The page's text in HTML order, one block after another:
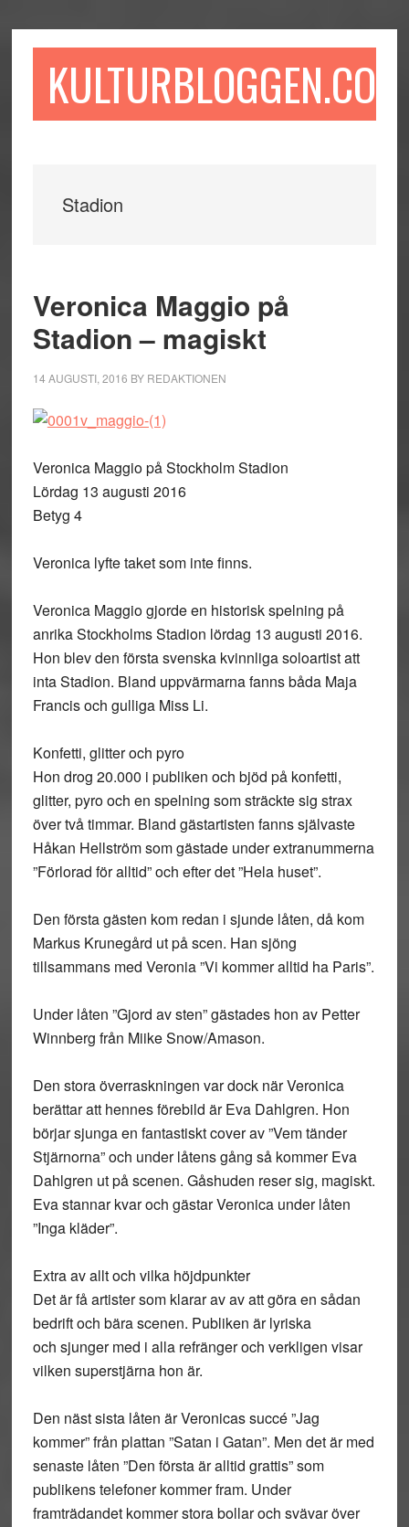
till
till
sidofältet
till
KULTURBLOGGEN.COM
Stadion
Veronica Maggio på
Stadion – magiskt
14 AUGUSTI, 2016 BY REDAKTIONEN
Veronica Maggio på Stockholm Stadion
Lördag 13 augusti 2016
Betyg 4
Veronica lyfte taket som inte finns.
Veronica Maggio gjorde en historisk spelning på
anrika Stockholms Stadion lördag 13 augusti 2016.
Hon blev den första svenska kvinnliga soloartist att
inta Stadion. Bland uppvärmarna fanns båda Maja
Francis och gulliga Miss Li.
Konfetti, glitter och pyro
Hon drog 20.000 i publiken och bjöd på konfetti,
glitter, pyro och en spelning som sträckte sig strax
över två timmar. Bland gästartisten fanns självaste
Håkan Hellström som gästade under extranummerna
”Förlorad för alltid” och efter det ”Hela huset”.
Den första gästen kom redan i sjunde låten, då kom
Markus Krunegård ut på scen. Han sjöng
tillsammans med Veronia ”Vi kommer alltid ha Paris”.
Under låten ”Gjord av sten” gästades hon av Petter
Winnberg från Miike Snow/Amason.
Den stora överraskningen var dock när Veronica
berättar att hennes förebild är Eva Dahlgren. Hon
börjar sjunga en fantastiskt cover av ”Vem tänder
Stjärnorna” och under låtens gång så kommer Eva
Dahlgren ut på scenen. Gåshuden reser sig, magiskt.
Eva stannar kvar och gästar Veronica under låten
”Inga kläder”.
Extra av allt och vilka höjdpunkter
Det är få artister som klarar av av att göra en sådan
bedrift och bära scenen. Publiken är lyriska
och sjunger med i alla refränger och verkligen visar
vilken superstjärna hon är.
Den näst sista låten är Veronicas succé ”Jag
kommer” från plattan ”Satan i Gatan”. Men det är med
senaste låten ”Den första är alltid grattis” som
publikens telefoner kommer fram. Under
framträdandet kommer stora bollar och svävar över